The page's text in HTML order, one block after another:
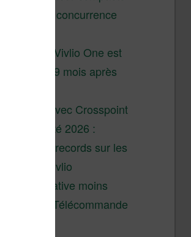
toute concurrence
La liseuse Vivlio One est
un succès 9 mois après
X4 : test avec Crosspoint
Soldes d’été 2026 :
réductions records sur les
Kobo et Vivlio
Une alternative moins
chère à la Télécommande